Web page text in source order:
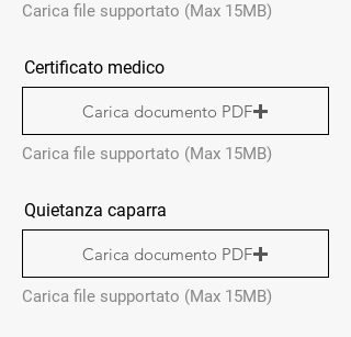
Carica file supportato (Max 15MB)
Certificato medico
Carica documento PDF
Carica file supportato (Max 15MB)
Quietanza caparra
Carica documento PDF
Carica file supportato (Max 15MB)